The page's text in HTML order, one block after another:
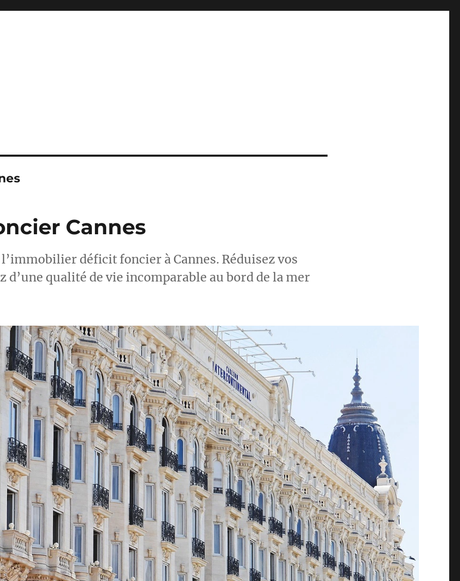
Cannes
déficit foncier à Cannes. Réduisez vos
d’une qualité de vie incomparable au bord de la mer